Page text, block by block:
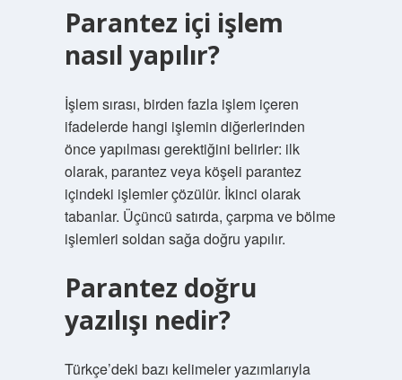
Parantez içi işlem
nasıl yapılır?
İşlem sırası, birden fazla işlem içeren
ifadelerde hangi işlemin diğerlerinden
önce yapılması gerektiğini belirler: ilk
olarak, parantez veya köşeli parantez
içindeki işlemler çözülür. İkinci olarak
tabanlar. Üçüncü satırda, çarpma ve bölme
işlemleri soldan sağa doğru yapılır.
Parantez doğru
yazılışı nedir?
Türkçe’deki bazı kelimeler yazımlarıyla